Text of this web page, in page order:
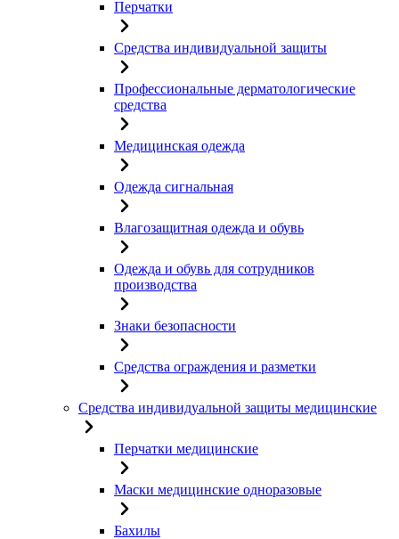
Перчатки
Средства индивидуальной защиты
Профессиональные дерматологические
средства
Медицинская одежда
Одежда сигнальная
Влагозащитная одежда и обувь
Одежда и обувь для сотрудников
производства
Знаки безопасности
Средства ограждения и разметки
Средства индивидуальной защиты медицинские
Перчатки медицинские
Маски медицинские одноразовые
Бахилы